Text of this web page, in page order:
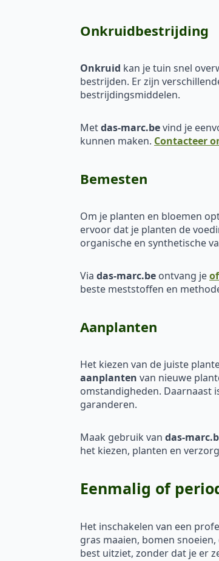
Onkruidbestrijding
Onkruid kan je tuin snel
bestrijden. Er zijn
bestrijdingsmiddelen.
Metdas-marc.bevind je
kunnen maken. Contacteer
Bemesten
Om je planten en bloemen
ervoor dat je planten de
organische en synthetische
Via das-marc.be ontvang je
beste meststoffen en
Aanplanten
Het kiezen van de juiste
aanplanten van nieuwe
omstandigheden. Daarnaast
garanderen.
Maak gebruik van das-
het kiezen, planten en
Eenmalig of
Het inschakelen van een
gras maaien, bomen
best uitziet, zonder dat je er